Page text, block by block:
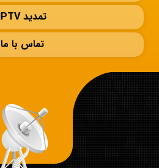
تمدید IPTV
تماس با ما